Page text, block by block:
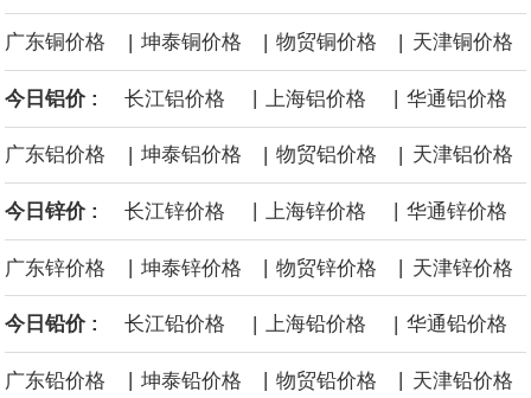
海力士：龙仁工厂将生产高带宽内存（HBM）及其他下一代动态随
机存取存储器（DRAM）。
必和必拓港口联合工会：必和必拓西澳大利亚铁矿石业务的工人已
通知，将于8月9日实施24小时停工。
8月7日，宇树科技董事长王兴兴网上路演时表示，报告期内，公司
广东铜价格 | 坤泰铜价格 | 物贸铜价格 | 天津铜价格
今日铝价 : 长江铝价格 上海铝价格 华通铝价格
广东铝价格 | 坤泰铝价格 | 物贸铝价格 | 天津铝价格
今日锌价 : 长江锌价格 上海锌价格 华通锌价格
广东锌价格 | 坤泰锌价格 | 物贸锌价格 | 天津锌价格
今日铅价 : 长江铅价格 | 上海铅价格 | 华通铅价格
广东铅价格 坤泰铅价格 物贸铅价格 天津铅价格